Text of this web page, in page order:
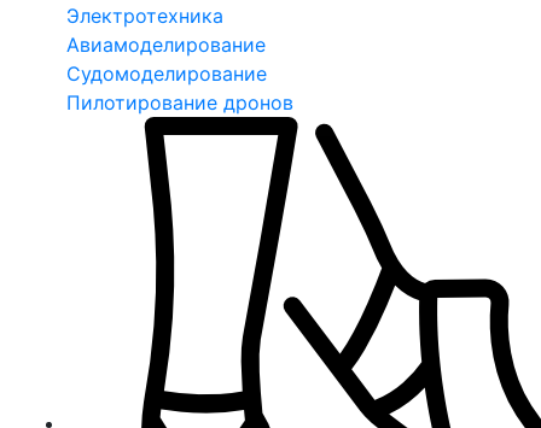
Электротехника
Авиамоделирование
Судомоделирование
Пилотирование дронов